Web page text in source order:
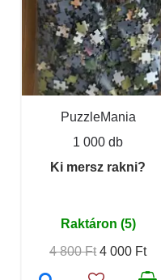
PuzzleMania
1 000 db
Ki mersz rakni?
Raktáron (5)
4 800 Ft 4 000 Ft